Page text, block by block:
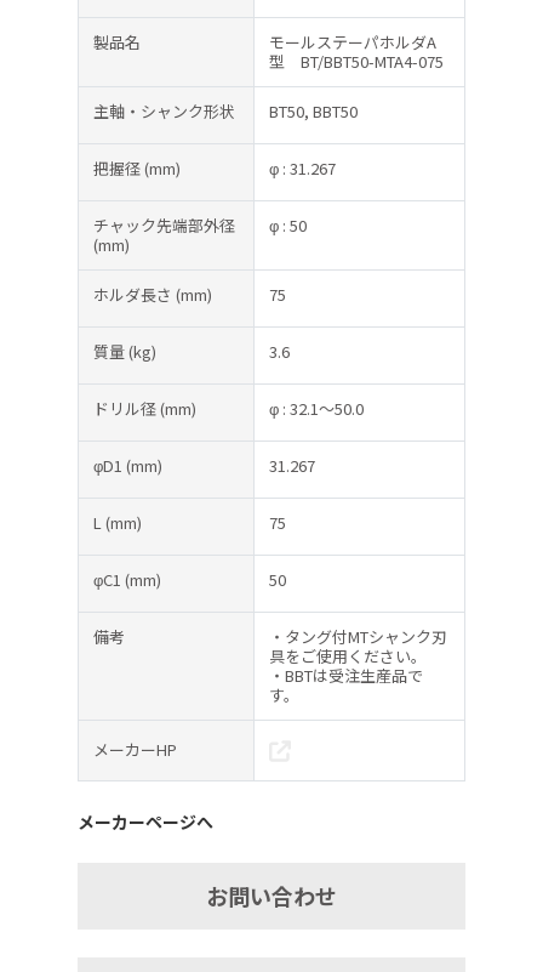
製品名
モールステーパホルダA
型 BT/BBT50-MTA4-075
主軸・シャンク形状 BT50, BBT50
把握径(mm) φ : 31.267
チャック先端部外径
(mm)
φ : 50
ホルダ長さ (mm) 75
質量(kg) 3.6
ドリル径(mm) φ : 32.1～50.0
φD1 (mm) 31.267
L (mm) 75
φC1 (mm) 50
備考
・タング付MTシャンク刃
具をご使用ください。
・BBTは受注生産品で
す。
メーカーHP
メーカーページへ
お問い合わせ